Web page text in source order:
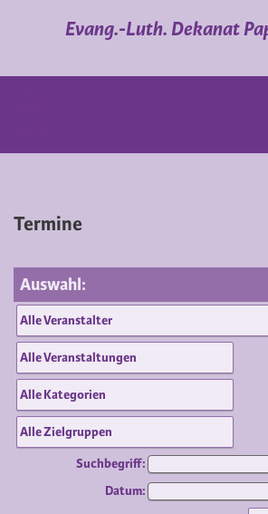
Evang.-Luth. Dekanat
Termine
Auswahl:
Suchbegriff:
Datum: